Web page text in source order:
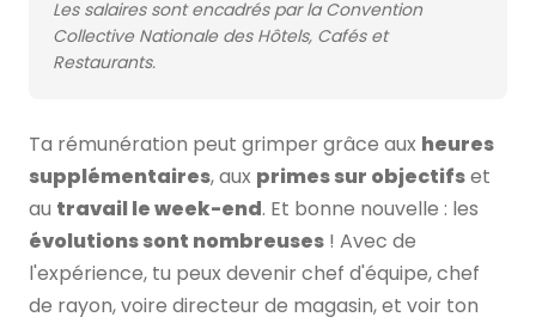
Les salaires sont encadrés par la Convention
Collective Nationale des Hôtels, Cafés et
Restaurants.
Ta rémunération peut grimper grâce aux heures
supplémentaires, aux primes sur objectifset
au travail le week-end. Et bonne nouvelle : les
évolutions sont nombreuses ! Avec de
l'expérience, tu peux devenir chef d'équipe, chef
de rayon, voire directeur de magasin, et voir ton